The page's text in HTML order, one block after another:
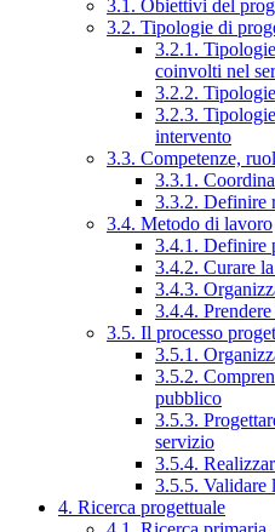
3.1. Obiettivi del
3.2. Tipologie di
3.2.1.
coinvolti nel
3.2.2.
3.2.3.
intervento
3.3. Competenze,
3.3.1.
3.3.2. Definire
3.4. Metodo di lavoro
3.4.1. Definire
3.4.2. Curare
3.4.3.
3.4.4.
3.5. Il processo
3.5.1.
3.5.2.
pubblico
3.5.3.
servizio
3.5.4.
3.5.5. Validare
4. Ricerca progettuale